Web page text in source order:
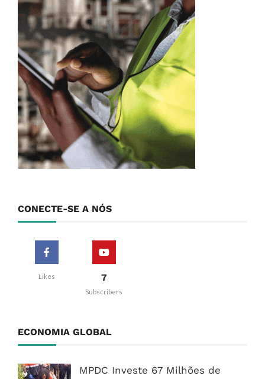
CONECTE-SE A NÓS
Likes 7
Subscribers
ECONOMIA GLOBAL
MPDC Investe 67 Milhões de